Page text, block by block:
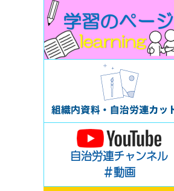
自治労連チャンネル
＃動画